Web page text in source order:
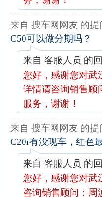
来自 搜车网网友 的提
C50可以做分期吗？
来自 客服人员 的
您好，感谢您对武
详情请咨询销售顾
服务，谢谢！
来自 搜车网网友 的提
C20r有没现车，红色
来自 客服人员 的
您好，感谢您对武
咨询销售顾问：周